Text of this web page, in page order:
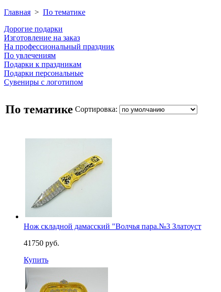
Главная > По тематике
Дорогие подарки
Изготовление на заказ
На профессиональный праздник
По увлечениям
Подарки к праздникам
Подарки персональные
Сувениры с логотипом
По тематике Сортировка:
Нож складной дамасский "Волчья пара.№3 Златоуст
41750 руб.
Купить